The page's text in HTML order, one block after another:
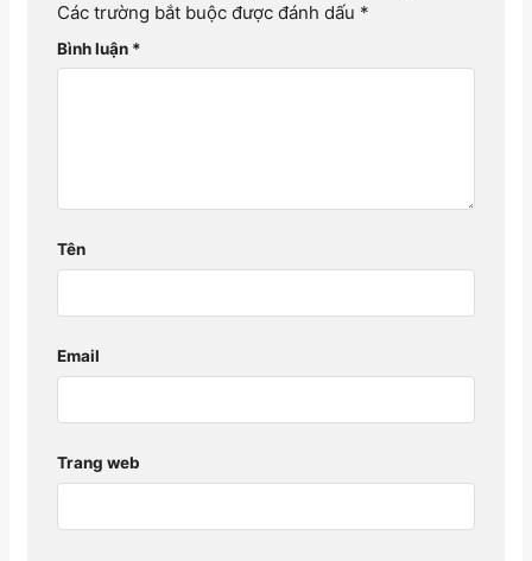
Các trường bắt buộc được đánh dấu *
Bình luận *
Tên
Email
Trang web